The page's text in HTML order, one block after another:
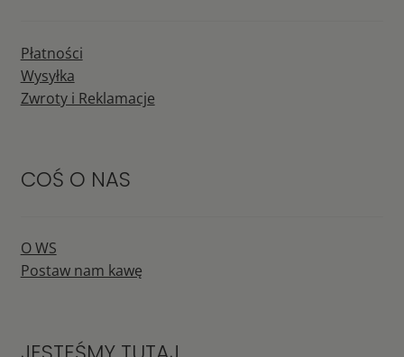
Płatności
Wysyłka
Zwroty i Reklamacje
COŚ O NAS
O WS
Postaw nam kawę